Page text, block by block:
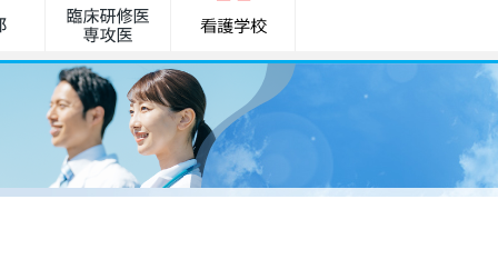
アクセス